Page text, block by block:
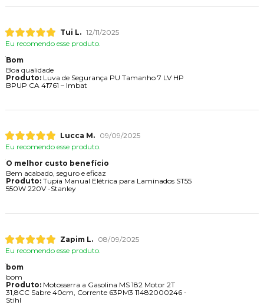
Tui L. 12/11/2025
Eu recomendo esse produto.
Bom
Boa qualidade
Produto:Luva de Segurança PU Tamanho 7 LV HP
BPUP CA 41761 – Imbat
Lucca M.
09/09/2025
Eu recomendo esse produto.
O melhor custo benefício
Bem acabado, seguro e eficaz
Produto:Tupia Manual Elétrica para Laminados ST55
550W 220V -Stanley
Zapim L.
08/09/2025
Eu recomendo esse produto.
bom
bom
Produto:Motosserra a Gasolina MS 182 Motor 2T
31,8CC Sabre 40cm, Corrente 63PM3 11482000246 -
Stihl